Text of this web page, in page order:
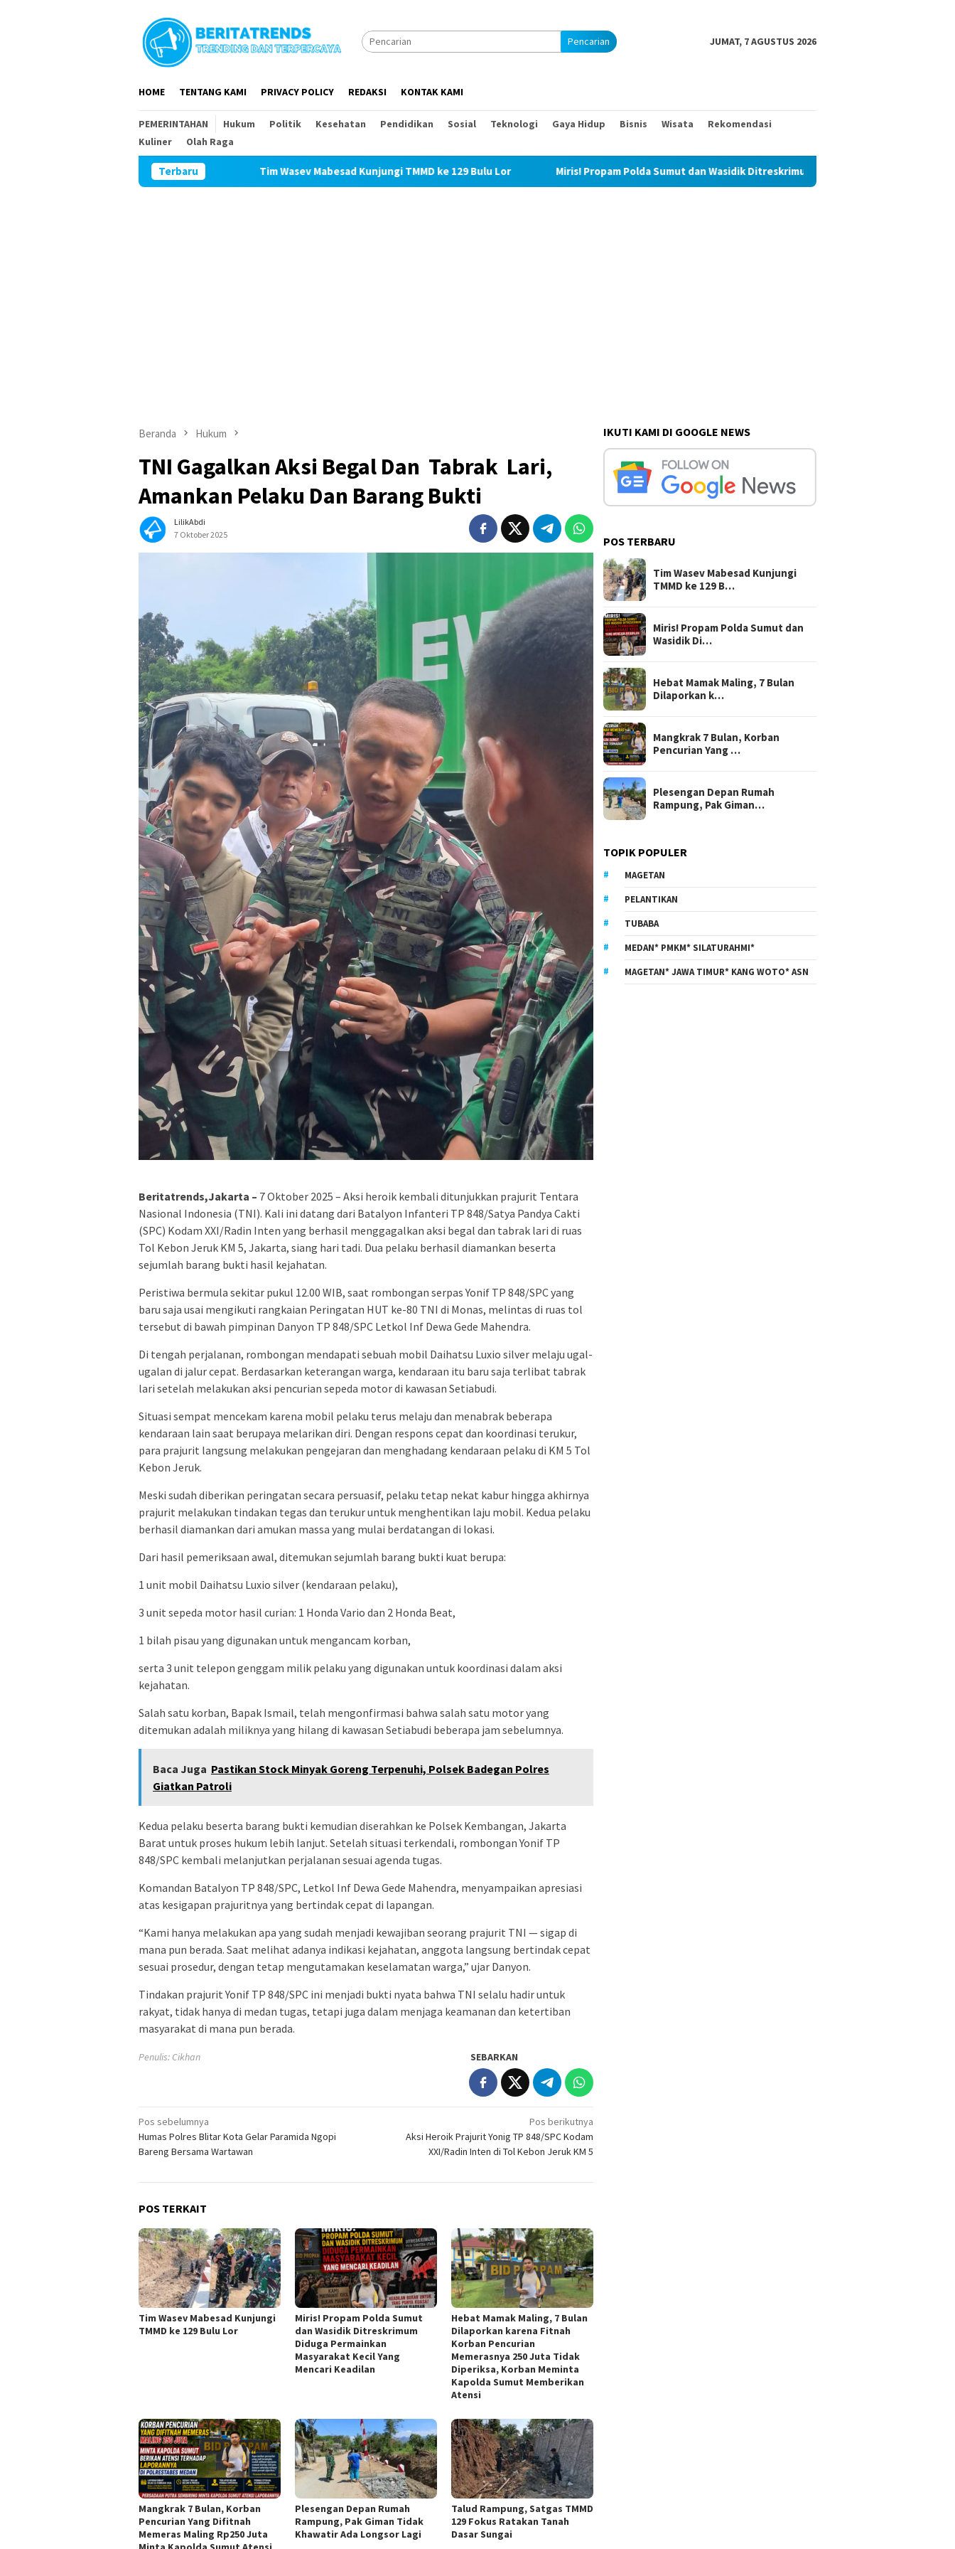
Pencarian JUMAT, 7 AGUSTUS 2026
HOME TENTANG KAMI PRIVACY POLICY REDAKSI KONTAK KAMI
PEMERINTAHAN Hukum Politik Kesehatan Pendidikan Sosial Teknologi Gaya Hidup Bisnis Wisata
Rekomendasi
Kuliner
Olah Raga
Terbaru
Tim Wasev Mabesad Kunjungi TMMD ke 129 Bulu Lor Miris! Propam Polda Sumut dan Wasidik Ditreskrimum Diduga Permainkan Masyarakat Kecil Yang Mencari
Beranda Hukum
TNI Gagalkan Aksi Begal Dan Tabrak Lari,
Amankan Pelaku Dan Barang Bukti
LilikAbdi
7 Oktober 2025
Beritatrends,Jakarta – 7 Oktober 2025 – Aksi heroik kembali ditunjukkan prajurit Tentara
Nasional Indonesia (TNI). Kali ini datang dari Batalyon Infanteri TP 848/Satya Pandya Cakti
(SPC) Kodam XXI/Radin Inten yang berhasil menggagalkan aksi begal dan tabrak lari di ruas
Tol Kebon Jeruk KM 5, Jakarta, siang hari tadi. Dua pelaku berhasil diamankan beserta
sejumlah barang bukti hasil kejahatan.
Peristiwa bermula sekitar pukul 12.00 WIB, saat rombongan serpas Yonif TP 848/SPC yang
baru saja usai mengikuti rangkaian Peringatan HUT ke-80 TNI di Monas, melintas di ruas tol
tersebut di bawah pimpinan Danyon TP 848/SPC Letkol Inf Dewa Gede Mahendra.
Di tengah perjalanan, rombongan mendapati sebuah mobil Daihatsu Luxio silver melaju ugal-
ugalan di jalur cepat. Berdasarkan keterangan warga, kendaraan itu baru saja terlibat tabrak
lari setelah melakukan aksi pencurian sepeda motor di kawasan Setiabudi.
Situasi sempat mencekam karena mobil pelaku terus melaju dan menabrak beberapa
kendaraan lain saat berupaya melarikan diri. Dengan respons cepat dan koordinasi terukur,
para prajurit langsung melakukan pengejaran dan menghadang kendaraan pelaku di KM 5 Tol
Kebon Jeruk.
Meski sudah diberikan peringatan secara persuasif, pelaku tetap nekat kabur hingga akhirnya
prajurit melakukan tindakan tegas dan terukur untuk menghentikan laju mobil. Kedua pelaku
berhasil diamankan dari amukan massa yang mulai berdatangan di lokasi.
Dari hasil pemeriksaan awal, ditemukan sejumlah barang bukti kuat berupa:
1 unit mobil Daihatsu Luxio silver (kendaraan pelaku),
3 unit sepeda motor hasil curian: 1 Honda Vario dan 2 Honda Beat,
1 bilah pisau yang digunakan untuk mengancam korban,
serta 3 unit telepon genggam milik pelaku yang digunakan untuk koordinasi dalam aksi
kejahatan.
Salah satu korban, Bapak Ismail, telah mengonfirmasi bahwa salah satu motor yang
ditemukan adalah miliknya yang hilang di kawasan Setiabudi beberapa jam sebelumnya.
Baca Juga Pastikan Stock Minyak Goreng Terpenuhi, Polsek Badegan Polres
Giatkan Patroli
Kedua pelaku beserta barang bukti kemudian diserahkan ke Polsek Kembangan, Jakarta
Barat untuk proses hukum lebih lanjut. Setelah situasi terkendali, rombongan Yonif TP
848/SPC kembali melanjutkan perjalanan sesuai agenda tugas.
Komandan Batalyon TP 848/SPC, Letkol Inf Dewa Gede Mahendra, menyampaikan apresiasi
atas kesigapan prajuritnya yang bertindak cepat di lapangan.
“Kami hanya melakukan apa yang sudah menjadi kewajiban seorang prajurit TNI — sigap di
mana pun berada. Saat melihat adanya indikasi kejahatan, anggota langsung bertindak cepat
sesuai prosedur, dengan tetap mengutamakan keselamatan warga,” ujar Danyon.
Tindakan prajurit Yonif TP 848/SPC ini menjadi bukti nyata bahwa TNI selalu hadir untuk
rakyat, tidak hanya di medan tugas, tetapi juga dalam menjaga keamanan dan ketertiban
masyarakat di mana pun berada.
Penulis: Cikhan SEBARKAN
Navigasi
pos
Pos sebelumnya
Humas Polres Blitar Kota Gelar Paramida Ngopi
Bareng Bersama Wartawan
Pos berikutnya
Aksi Heroik Prajurit Yonig TP 848/SPC Kodam
XXI/Radin Inten di Tol Kebon Jeruk KM 5
POS TERKAIT
Tim Wasev Mabesad Kunjungi
TMMD ke 129 Bulu Lor
Miris! Propam Polda Sumut
dan Wasidik Ditreskrimum
Diduga Permainkan
Masyarakat Kecil Yang
Mencari Keadilan
Hebat Mamak Maling, 7 Bulan
Dilaporkan karena Fitnah
Korban Pencurian
Memerasnya 250 Juta Tidak
Diperiksa, Korban Meminta
Kapolda Sumut Memberikan
Atensi
Mangkrak 7 Bulan, Korban
Pencurian Yang Difitnah
Memeras Maling Rp250 Juta
Plesengan Depan Rumah
Rampung, Pak Giman Tidak
Khawatir Ada Longsor Lagi
Talud Rampung, Satgas TMMD
129 Fokus Ratakan Tanah
Dasar Sungai
IKUTI KAMI DI GOOGLE NEWS
POS TERBARU
Tim Wasev Mabesad Kunjungi
TMMD ke 129 B…
Miris! Propam Polda Sumut dan
Wasidik Di…
Hebat Mamak Maling, 7 Bulan
Dilaporkan k…
Mangkrak 7 Bulan, Korban
Pencurian Yang …
Plesengan Depan Rumah
Rampung, Pak Giman…
TOPIK POPULER
MAGETAN
PELANTIKAN
TUBABA
MEDAN* PMKM* SILATURAHMI*
MAGETAN* JAWA TIMUR* KANG WOTO* ASN